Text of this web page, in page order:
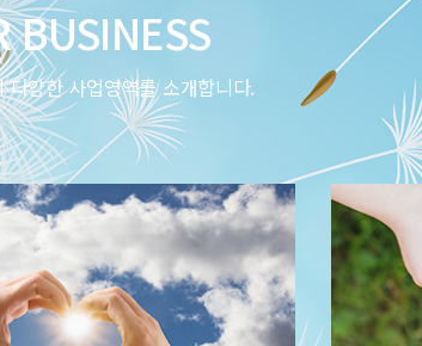
BUSINESS
다양한 사업영역를 소개합니다.